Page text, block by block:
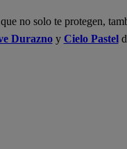
no solo te protegen,
Duraznoy Cielo Pastel